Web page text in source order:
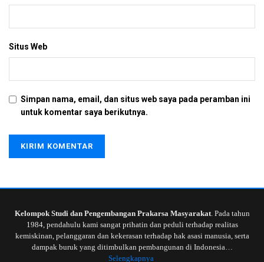
Situs Web
Simpan nama, email, dan situs web saya pada peramban ini
untuk komentar saya berikutnya.
Kelompok Studi dan Pengembangan Prakarsa Masyarakat. Pada tahun
1984, pendahulu kami sangat prihatin dan peduli terhadap realitas
kemiskinan, pelanggaran dan kekerasan terhadap hak asasi manusia, serta
dampak buruk yang ditimbulkan pembangunan di Indonesia…
Selengkapnya